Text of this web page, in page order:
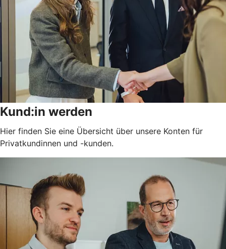
Kund:in werden
Hier finden Sie eine Übersicht über unsere Konten für
Privatkundinnen und -kunden.